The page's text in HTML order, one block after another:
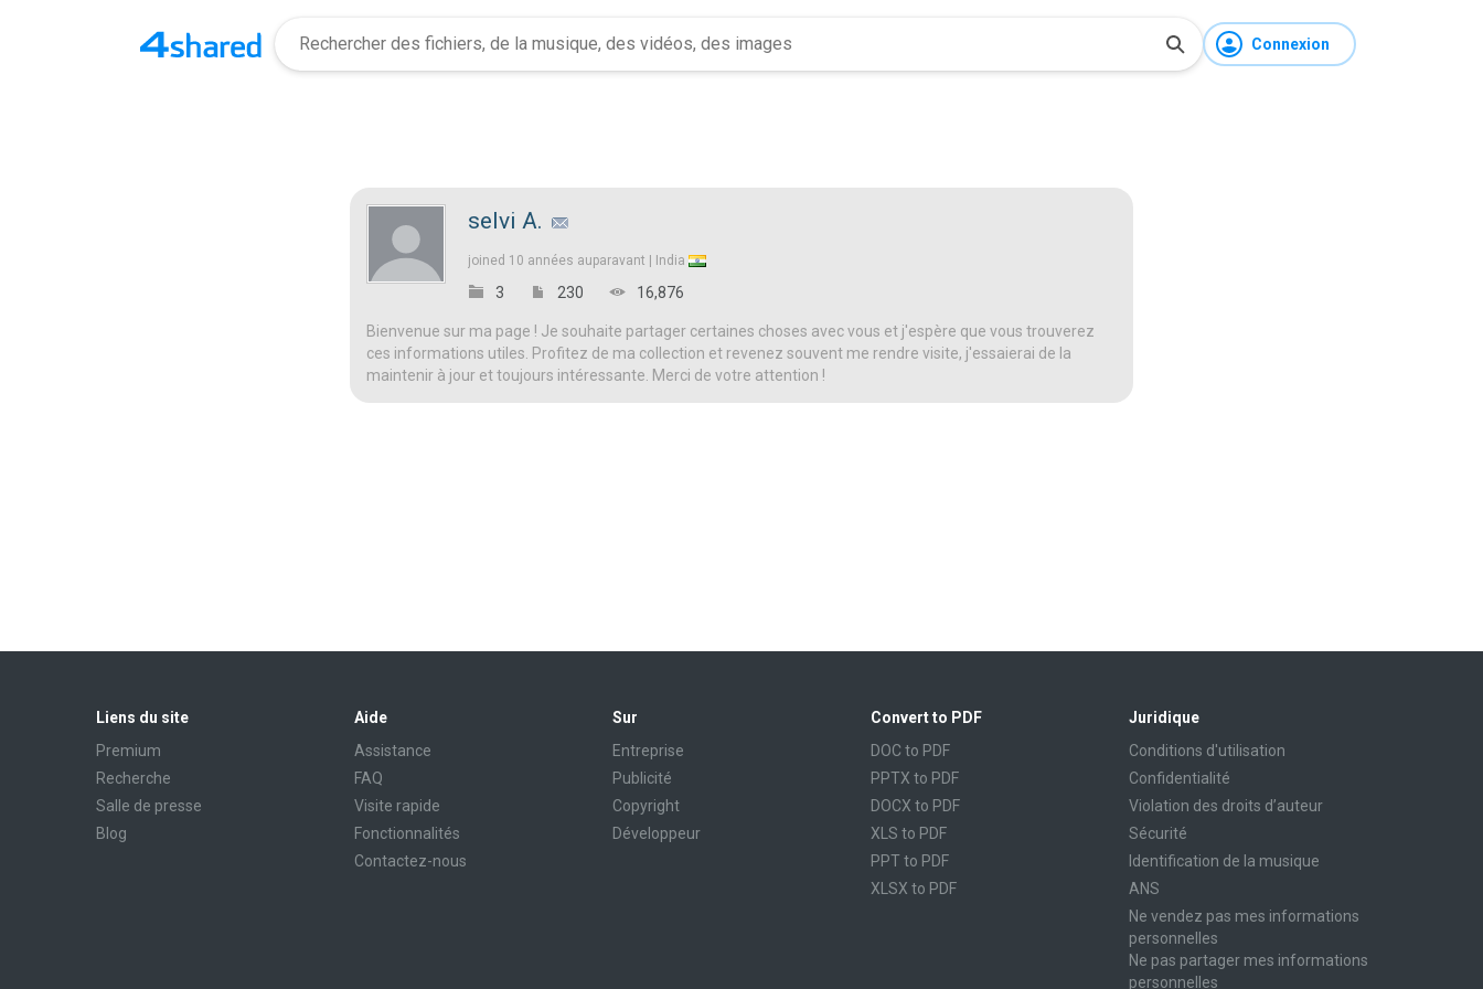
Connexion
selvi A.
joined 10 années auparavant | India
3 230 16,876
Bienvenue sur ma page ! Je souhaite partager certaines choses avec vous et j'espère que vous trouverez
ces informations utiles. Profitez de ma collection et revenez souvent me rendre visite, j'essaierai de la
maintenir à jour et toujours intéressante. Merci de votre attention !
Liens du site
Premium
Recherche
Salle de presse
Blog
Aide
Assistance
FAQ
Visite rapide
Fonctionnalités
Contactez-nous
Sur
Entreprise
Publicité
Copyright
Développeur
Convert to PDF
DOC to PDF
PPTX to PDF
DOCX to PDF
XLS to PDF
PPT to PDF
XLSX to PDF
Juridique
Conditions d'utilisation
Confidentialité
Violation des droits d’auteur
Sécurité
Identification de la musique
ANS
Ne vendez pas mes informations
personnelles
Ne pas partager mes informations
personnelles